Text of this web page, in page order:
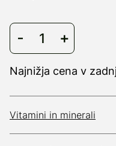
Najnižja cena v
Vitamini in minerali